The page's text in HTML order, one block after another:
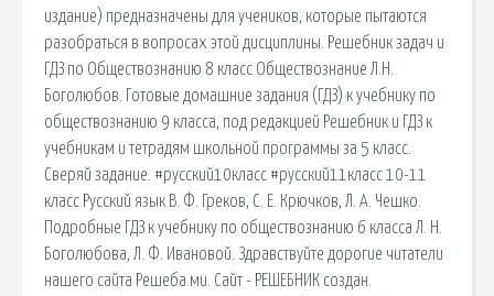
издание) предназначены для учеников, которые пытаются
разобраться в вопросах этой дисциплины. Решебник задач и
ГДЗ по Обществознанию 8 класс Обществознание Л.Н.
Боголюбов. Готовые домашние задания (ГДЗ) к учебнику по
обществознанию 9 класса, под редакцией Решебник и ГДЗ к
учебникам и тетрадям школьной программы за 5 класс.
Сверяй задание. #русский10класс #русский11класс 10-11
класс Русский язык В. Ф. Греков, С. Е. Крючков, Л. А. Чешко.
Подробные ГДЗ к учебнику по обществознанию 6 класса Л. Н.
Боголюбова, Л. Ф. Ивановой. Здравствуйте дорогие читатели
нашего сайта Решеба.ми. Сайт - РЕШЕБНИК создан.